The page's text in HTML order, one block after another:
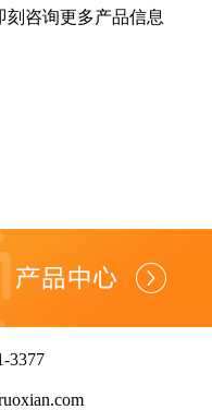
刻咨询更多产品信息
3377